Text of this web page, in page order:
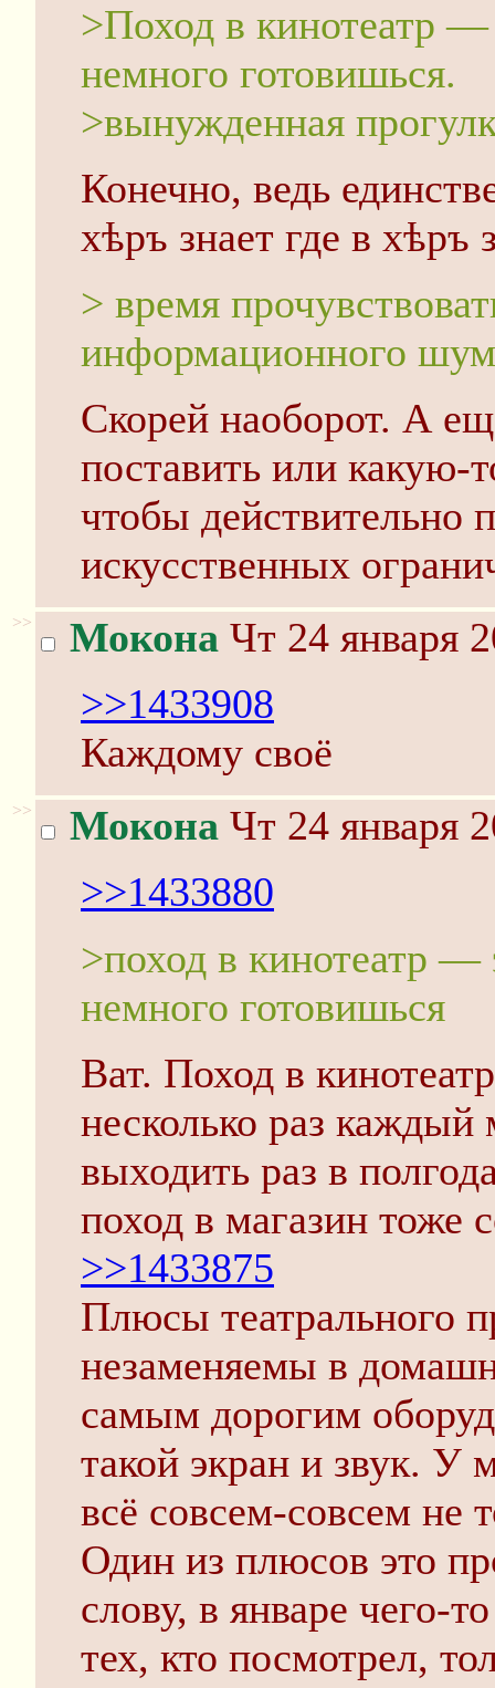
>Поход в кинотеатр —
немного готовишься.
>вынужденная
Конечно, ведь
хѣръ знает где в хѣръ
> время
информационного
Скорей наоборот. А
поставить или какую-
чтобы действительно
искусственных
>> Мокона Чт 24 января
>>1433908
Каждому своё
>> Мокона Чт 24 января
>>1433880
>поход в кинотеатр —
немного готовишься
Ват. Поход в
несколько раз
выходить раз в
поход в магазин тоже
>>1433875
Плюсы театрального
незаменяемы в
самым дорогим
такой экран и звук. У
всё совсем-совсем не
Один из плюсов это
слову, в январе чего-
тех, кто посмотрел,